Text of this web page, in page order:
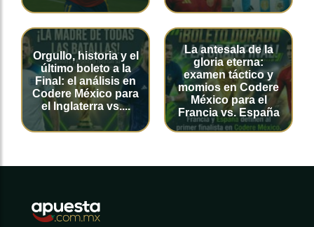
Orgullo, historia y el
último boleto a la
Final: el análisis en
Codere México para
el Inglaterra vs....
La antesala de la
gloria eterna:
examen táctico y
momios en Codere
México para el
Francia vs. España